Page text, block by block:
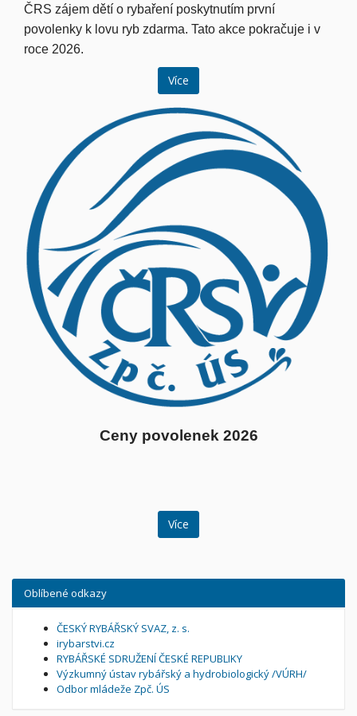
ČRS zájem dětí o rybaření poskytnutím první
povolenky k lovu ryb zdarma. Tato akce pokračuje i v
roce 2026.
Více
Ceny povolenek 2026
Více
Oblíbené odkazy
ČESKÝ RYBÁŘSKÝ SVAZ, z. s.
irybarstvi.cz
RYBÁŘSKÉ SDRUŽENÍ ČESKÉ REPUBLIKY
Výzkumný ústav rybářský a hydrobiologický /VÚRH/
Odbor mládeže Zpč. ÚS